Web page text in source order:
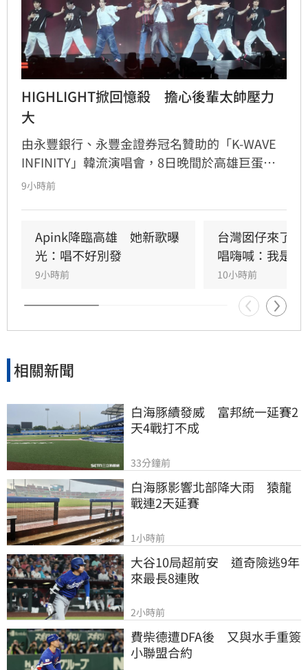
HIGHLIGHT掀回憶殺　擔心後輩太帥壓力
大
由永豐銀行、永豐金證券冠名贊助的「K-WAVE
INFINITY」韓流演唱會，8日晚間於高雄巨蛋熱
力開唱，集結NEWBEAT、FLARE U、CRAVITY、
熱情應援，尖叫與歡呼聲一路未停，最後由
HIGHLIGHT壓軸接管舞台，將現場氣氛推向最高
潮。
9小時前
Apink降臨高雄　她新歌曝
光：唱不好別發
9小時前
台灣囡仔來了
唱嗨喊：我是誰
10小時前
相關新聞
白海豚續發威　富邦統一延賽2
天4戰打不成
33分鐘前
白海豚影響北部降大雨　猿龍
戰連2天延賽
1小時前
大谷10局超前安　道奇險逃9年
來最長8連敗
2小時前
費柴德遭DFA後　又與水手重簽
小聯盟合約